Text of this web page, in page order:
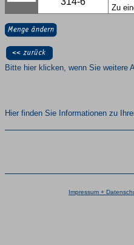
Zu
Bitte hier klicken, wenn Sie weitere
Hier finden Sie Informationen zu
Impressum +